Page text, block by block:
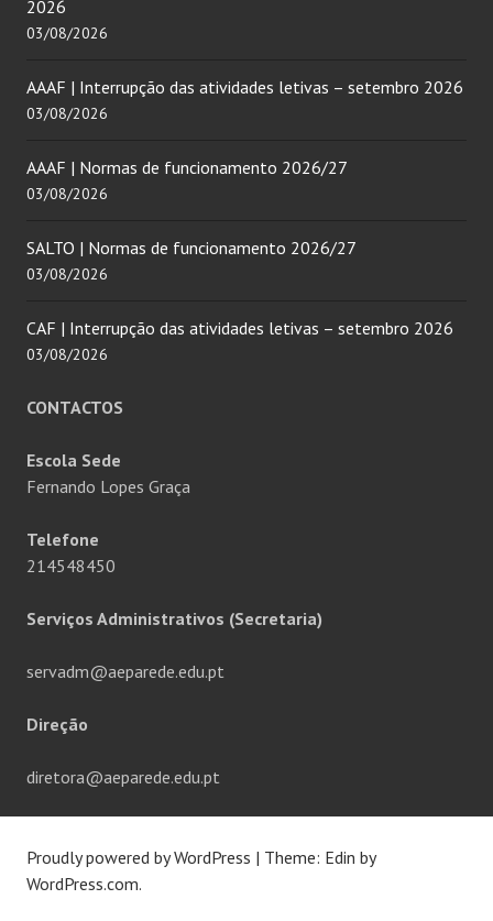
2026
03/08/2026
AAAF | Interrupção das atividades letivas – setembro 2026
03/08/2026
AAAF | Normas de funcionamento 2026/27
03/08/2026
SALTO | Normas de funcionamento 2026/27
03/08/2026
CAF | Interrupção das atividades letivas – setembro 2026
03/08/2026
CONTACTOS
Escola Sede
Fernando Lopes Graça
Telefone
214548450
Serviços Administrativos (Secretaria)
servadm@aeparede.edu.pt
Direção
diretora@aeparede.edu.pt
Proudly powered by WordPress | Theme: Edin by
WordPress.com.